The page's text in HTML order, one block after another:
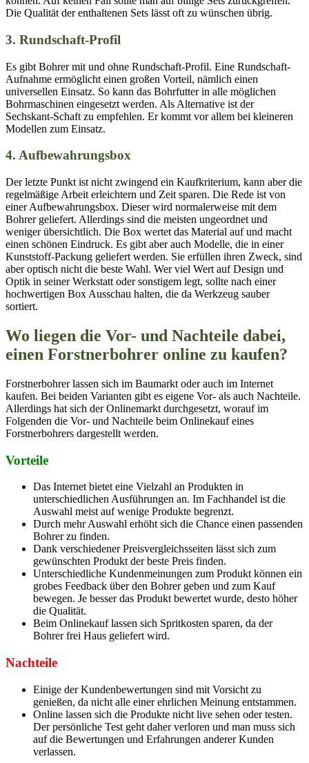
Die Qualität der enthaltenen Sets lässt oft zu wünschen übrig.
3. Rundschaft-Profil
Es gibt Bohrer mit und ohne Rundschaft-Profil. Eine Rundschaft-
Aufnahme ermöglicht einen großen Vorteil, nämlich einen
universellen Einsatz. So kann das Bohrfutter in alle möglichen
Bohrmaschinen eingesetzt werden. Als Alternative ist der
Sechskant-Schaft zu empfehlen. Er kommt vor allem bei kleineren
Modellen zum Einsatz.
4. Aufbewahrungsbox
Der letzte Punkt ist nicht zwingend ein Kaufkriterium, kann aber die
regelmäßige Arbeit erleichtern und Zeit sparen. Die Rede ist von
einer Aufbewahrungsbox. Dieser wird normalerweise mit dem
Bohrer geliefert. Allerdings sind die meisten ungeordnet und
weniger übersichtlich. Die Box wertet das Material auf und macht
einen schönen Eindruck. Es gibt aber auch Modelle, die in einer
Kunststoff-Packung geliefert werden. Sie erfüllen ihren Zweck, sind
aber optisch nicht die beste Wahl. Wer viel Wert auf Design und
Optik in seiner Werkstatt oder sonstigem legt, sollte nach einer
hochwertigen Box Ausschau halten, die da Werkzeug sauber
sortiert.
Wo liegen die Vor- und Nachteile dabei,
einen Forstnerbohrer online zu kaufen?
Forstnerbohrer lassen sich im Baumarkt oder auch im Internet
kaufen. Bei beiden Varianten gibt es eigene Vor- als auch Nachteile.
Allerdings hat sich der Onlinemarkt durchgesetzt, worauf im
Folgenden die Vor- und Nachteile beim Onlinekauf eines
Forstnerbohrers dargestellt werden.
Vorteile
Das Internet bietet eine Vielzahl an Produkten in
unterschiedlichen Ausführungen an. Im Fachhandel ist die
Auswahl meist auf wenige Produkte begrenzt.
Durch mehr Auswahl erhöht sich die Chance einen passenden
Bohrer zu finden.
Dank verschiedener Preisvergleichsseiten lässt sich zum
gewünschten Produkt der beste Preis finden.
Unterschiedliche Kundenmeinungen zum Produkt können ein
grobes Feedback über den Bohrer geben und zum Kauf
bewegen. Je besser das Produkt bewertet wurde, desto höher
die Qualität.
Beim Onlinekauf lassen sich Spritkosten sparen, da der
Bohrer frei Haus geliefert wird.
Nachteile
Einige der Kundenbewertungen sind mit Vorsicht zu
genießen, da nicht alle einer ehrlichen Meinung entstammen.
Online lassen sich die Produkte nicht live sehen oder testen.
Der persönliche Test geht daher verloren und man muss sich
auf die Bewertungen und Erfahrungen anderer Kunden
verlassen.